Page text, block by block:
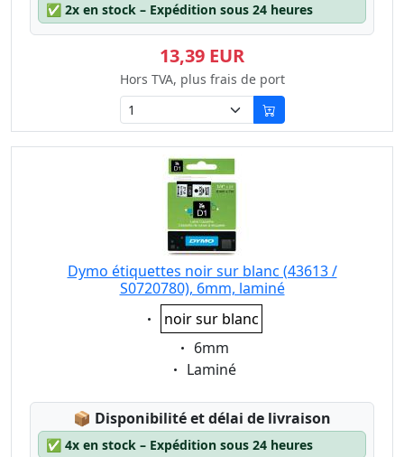
✅ 2x en stock – Expédition sous 24 heures
13,39 EUR
Hors TVA, plus frais de port
Dymo étiquettes noir sur blanc (43613 /
S0720780), 6mm, laminé
Eigenschaft:
noir sur blanc
Eigenschaft:
6mm
Eigenschaft:
Laminé
📦 Lagerstatus:
Disponibilité et délai de livraison
✅ 4x en stock – Expédition sous 24 heures